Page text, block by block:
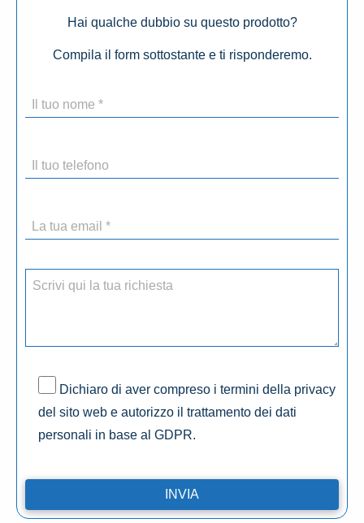
Hai qualche dubbio su questo prodotto?
Compila il form sottostante e ti risponderemo.
Dichiaro di aver compreso i termini della privacy
del sito web e autorizzo il trattamento dei dati
personali in base al GDPR.